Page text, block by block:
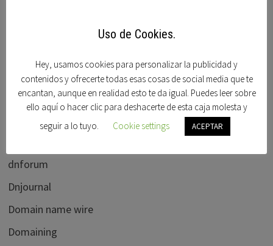
Chefpatrick
Chris Chena
Daniel dryzek
dnforum
Dnjournal
Domain name wire
Domaining
Uso de Cookies.
Hey, usamos cookies para personalizar la publicidad y
contenidos y ofrecerte todas esas cosas de social media que te
encantan, aunque en realidad esto te da igual. Puedes leer sobre
ello aquí o hacer clic para deshacerte de esta caja molesta y
seguir a lo tuyo.
Cookie settings ACEPTAR